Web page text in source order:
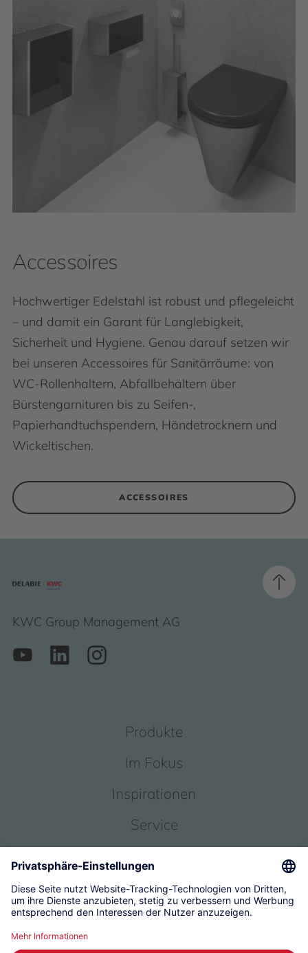
Accessoires
Hochwertiger Edelstahl ist robust und pflegeleicht
– und damit ein Garant für Langlebigkeit,
Sicherheit und Hygiene. Genau darauf setzen wir
bei unseren Accessoires für Sanitärräume: von
WC-Rollenhaltern, Abfallbehältern über
Bürstengarnituren bis zu Seifen-,
Papierhandtuchspendern, Händetrocknern und
Wickeltischen.
ACCESSOIRES
KWC Group Management AG
Produkte
Im Fokus
Inspirationen
Service
© 2026 KWC Group Management AG